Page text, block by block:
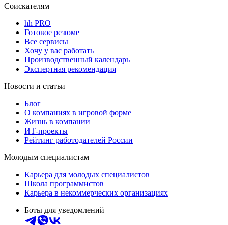
Соискателям
hh PRO
Готовое резюме
Все сервисы
Хочу у вас работать
Производственный календарь
Экспертная рекомендация
Новости и статьи
Блог
О компаниях в игровой форме
Жизнь в компании
ИТ-проекты
Рейтинг работодателей России
Молодым специалистам
Карьера для молодых специалистов
Школа программистов
Карьера в некоммерческих организациях
Боты для уведомлений